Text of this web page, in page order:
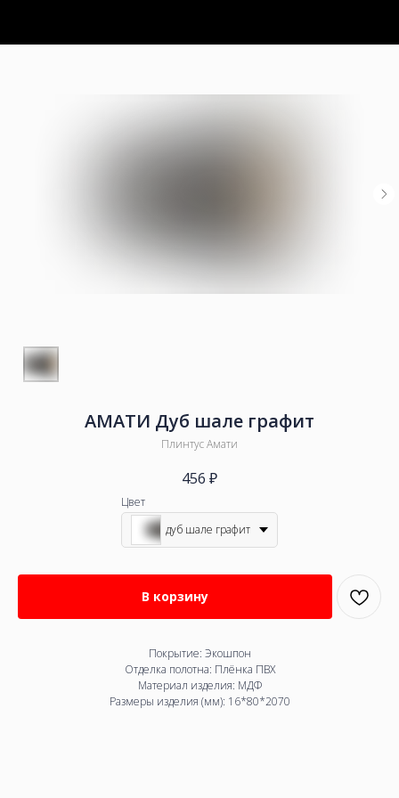
АМАТИ Дуб шале графит
Плинтус Амати
456 ₽
Цвет
дуб шале графит
В корзину
Покрытие: Экошпон
Отделка полотна: Плёнка ПВХ
Материал изделия: МДФ
Размеры изделия (мм): 16*80*2070